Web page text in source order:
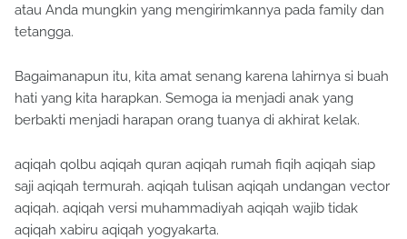
atau Anda mungkin yang mengirimkannya pada family dan
tetangga.
Bagaimanapun itu, kita amat senang karena lahirnya si buah
hati yang kita harapkan. Semoga ia menjadi anak yang
berbakti menjadi harapan orang tuanya di akhirat kelak.
aqiqah qolbu aqiqah quran aqiqah rumah fiqih aqiqah siap
saji aqiqah termurah. aqiqah tulisan aqiqah undangan vector
aqiqah. aqiqah versi muhammadiyah aqiqah wajib tidak
aqiqah xabiru aqiqah yogyakarta.